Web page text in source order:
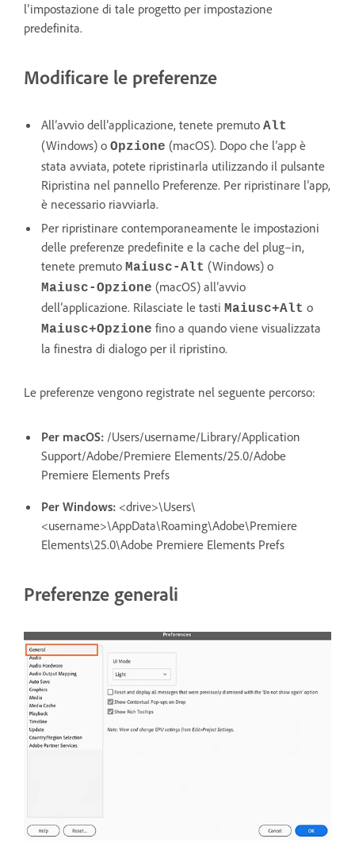
l’impostazione di tale progetto per impostazione
predefinita.
Modificare le preferenze
All’avvio dell’applicazione, tenete premuto Alt
(Windows) o Opzione (macOS). Dopo che l’app è
stata avviata, potete ripristinarla utilizzando il pulsante
Ripristina nel pannello Preferenze. Per ripristinare l’app,
è necessario riavviarla.
Per ripristinare contemporaneamente le impostazioni
delle preferenze predefinite e la cache del plug–in,
tenete premuto Maiusc-Alt (Windows) o
Maiusc-Opzione (macOS) all’avvio
dell’applicazione. Rilasciate le tasti Maiusc+Alt o
Maiusc+Opzione fino a quando viene visualizzata
la finestra di dialogo per il ripristino.
Le preferenze vengono registrate nel seguente percorso:
Per macOS: /Users/username/Library/Application
Support/Adobe/Premiere Elements/25.0/Adobe
Premiere Elements Prefs
Per Windows: <drive>\Users\
<username>\AppData\Roaming\Adobe\Premiere
Elements\25.0\Adobe Premiere Elements Prefs
Preferenze generali